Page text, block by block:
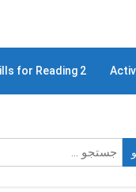
for Reading 2